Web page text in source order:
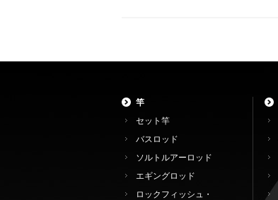
竿
セット竿
バスロッド
ソルトルアーロッド
エギングロッド
ロックフィッシュ・